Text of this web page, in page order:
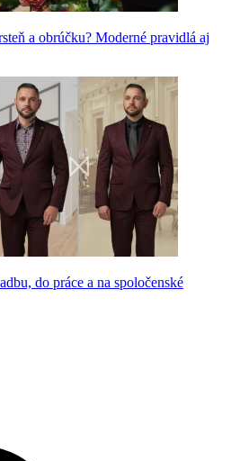
a obrúčku? Moderné pravidlá aj
do práce a na spoločenské